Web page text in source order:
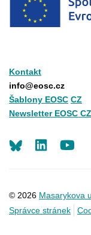
Kontakt
info@eosc.cz
Šablony EOSC CZ
Newsletter EOSC CZ
© 2026 Masarykova
Správce stránek